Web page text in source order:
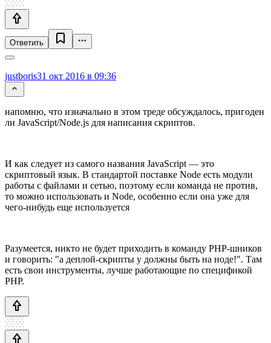
Ответить
justboris31 окт 2016 в 09:36
напомню, что изначально в этом треде обсуждалось, пригоден
ли JavaScript/Node.js для написания скриптов.
И как следует из самого названия JavaScript — это
скриптовый язык. В стандартой поставке Node есть модули
работы с файлами и сетью, поэтому если команда не против,
то можно использовать и Node, особенно если она уже для
чего-нибудь еще используется
Разумеется, никто не будет приходить в команду PHP-шников
и говорить: "а деплой-скрипты у должны быть на ноде!". Там
есть свои инструменты, лучше работающие по спецификой
PHP.